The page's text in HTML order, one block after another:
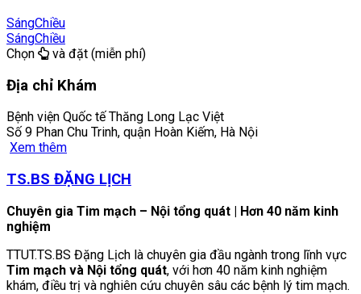
SángChiều
SángChiều
Chọn
và đặt (miễn phí)
Địa chỉ Khám
Bệnh viện Quốc tế Thăng Long Lạc Việt
Số 9 Phan Chu Trinh, quận Hoàn Kiếm, Hà Nội
Xem thêm
TS.BS ĐẶNG LỊCH
Chuyên gia Tim mạch – Nội tổng quát | Hơn 40 năm kinh
nghiệm
TTUT.TS.BS Đặng Lịch là chuyên gia đầu ngành trong lĩnh vực
Tim mạch và Nội tổng quát, với hơn 40 năm kinh nghiệm
khám, điều trị và nghiên cứu chuyên sâu các bệnh lý tim mạch.